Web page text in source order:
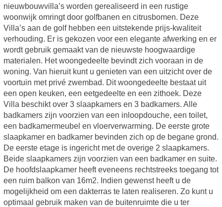
nieuwbouwvilla’s worden gerealiseerd in een rustige
woonwijk omringt door golfbanen en citrusbomen. Deze
Villa’s aan de golf hebben een uitstekende prijs-kwaliteit
verhouding. Er is gekozen voor een elegante afwerking en er
wordt gebruik gemaakt van de nieuwste hoogwaardige
materialen. Het woongedeelte bevindt zich vooraan in de
woning. Van hieruit kunt u genieten van een uitzicht over de
voortuin met privé zwembad. Dit woongedeelte bestaat uit
een open keuken, een eetgedeelte en een zithoek. Deze
Villa beschikt over 3 slaapkamers en 3 badkamers. Alle
badkamers zijn voorzien van een inloopdouche, een toilet,
een badkamermeubel en vloerverwarming. De eerste grote
slaapkamer en badkamer bevinden zich op de begane grond.
De eerste etage is ingericht met de overige 2 slaapkamers.
Beide slaapkamers zijn voorzien van een badkamer en suite.
De hoofdslaapkamer heeft eveneens rechtstreeks toegang tot
een ruim balkon van 16m2. Indien gewenst heeft u de
mogelijkheid om een dakterras te laten realiseren. Zo kunt u
optimaal gebruik maken van de buitenruimte die u ter